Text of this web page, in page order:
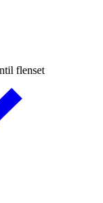
flenset